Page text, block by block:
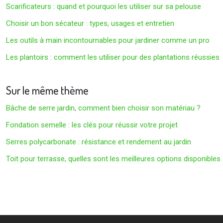
Scarificateurs : quand et pourquoi les utiliser sur sa pelouse
Choisir un bon sécateur : types, usages et entretien
Les outils à main incontournables pour jardiner comme un pro
Les plantoirs : comment les utiliser pour des plantations réussies
Sur le même thème
Bâche de serre jardin, comment bien choisir son matériau ?
Fondation semelle : les clés pour réussir votre projet
Serres polycarbonate : résistance et rendement au jardin
Toit pour terrasse, quelles sont les meilleures options disponibles